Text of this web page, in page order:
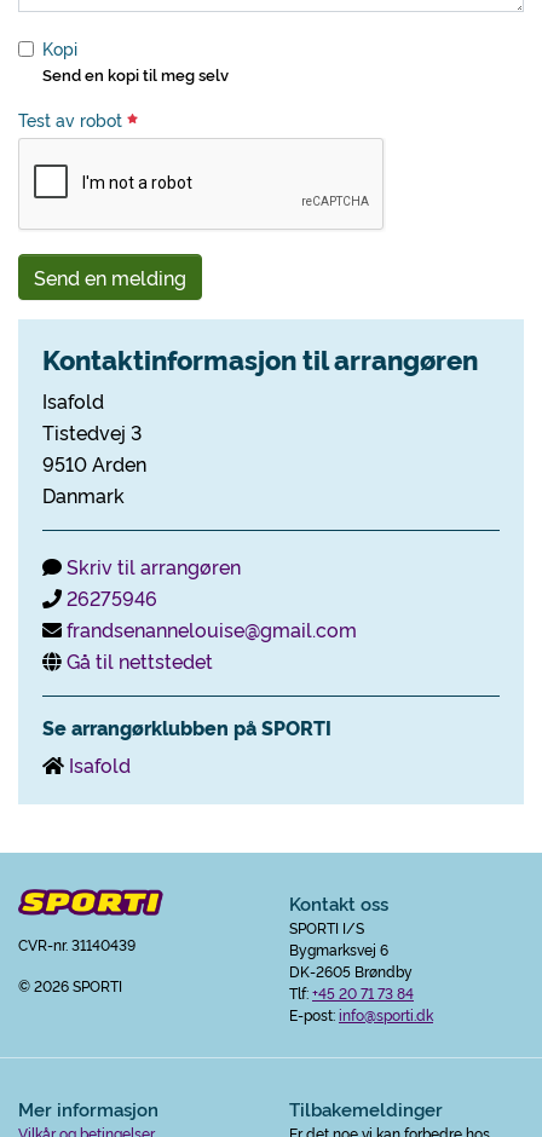
Kopi
Send en kopi til meg selv
Test av robot
Send en melding
Kontaktinformasjon til arrangøren
Isafold
Tistedvej 3
9510 Arden
Danmark
Skriv til arrangøren
26275946
frandsenannelouise@gmail.com
Gå til nettstedet
Se arrangørklubben på SPORTI
Isafold
CVR-nr. 31140439
© 2026 SPORTI
Kontakt oss
SPORTI I/S
Bygmarksvej 6
DK-2605 Brøndby
Tlf:+45 20 71 73 84
E-post:info@sporti.dk
Mer informasjon
Vilkår og betingelser
Tilbakemeldinger
Er det noe vi kan forbedre hos